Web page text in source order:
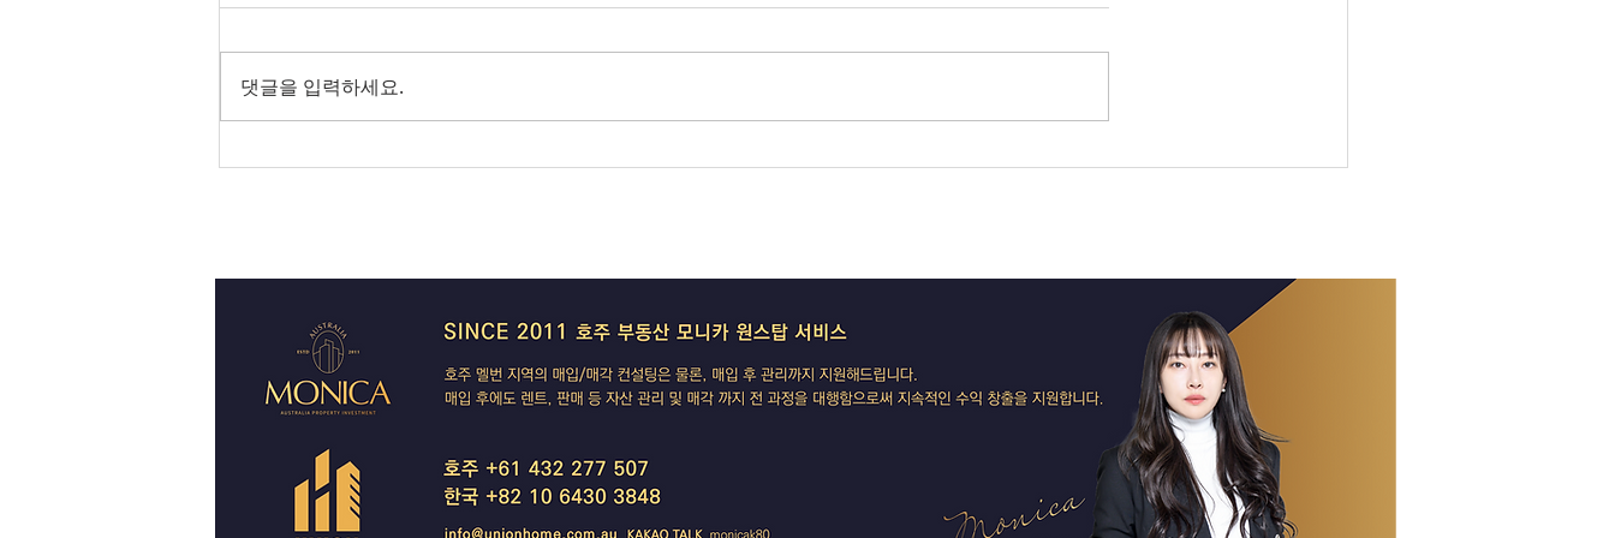
IBAC 후폭풍
댓글을 입력하세요.